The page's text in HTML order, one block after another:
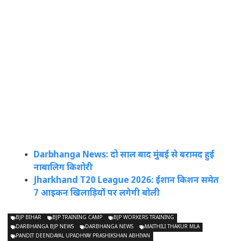
Darbhanga News: दो साल बाद मुंबई से बरामद हुई
नाबालिग किशोरी
Jharkhand T20 League 2026: ईशान किशन समेत
7 आइकन खिलाड़ियों पर लगेगी बोली
BJP BIHAR BJP TRAINING CAMP
BJP WORKERS TRAINING
DARBHANGA BJP NEWS
DARBHANGA NEWS
MAITHILI THAKUR MLA
PANDIT DEENDAYAL UPADHYAY PRASHIKSHAN ABHIYAN